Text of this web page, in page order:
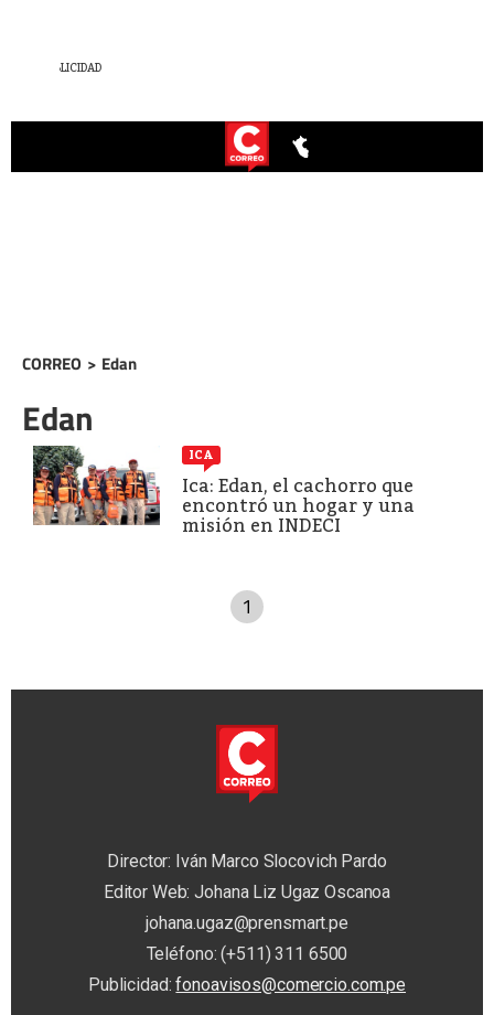
CORREO > Edan
Edan
ICA
Ica: Edan, el cachorro que
encontró un hogar y una
misión en INDECI
1
Director: Iván Marco Slocovich Pardo
Editor Web: Johana Liz Ugaz Oscanoa
johana.ugaz@prensmart.pe
Teléfono: (+511) 311 6500
Publicidad:fonoavisos@comercio.com.pe